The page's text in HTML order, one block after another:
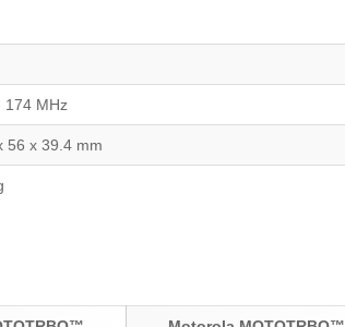
174 MHz
56 x 39.4 mm